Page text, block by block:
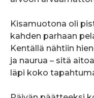
Kisamuotona oli
kahden parhaan
Kentällä nähtiin
ja naurua – sitä
läpi koko